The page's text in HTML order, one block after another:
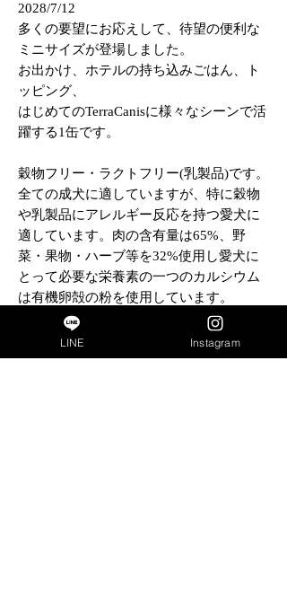
2028/7/12
多くの要望にお応えして、待望の便利な
ミニサイズが登場しました。
お出かけ、ホテルの持ち込みごはん、ト
ッピング、
はじめてのTerraCanisに様々なシーンで活
躍する1缶です。
穀物フリー・ラクトフリー(乳製品)です。
全ての成犬に適していますが、特に穀物
や乳製品にアレルギー反応を持つ愛犬に
適しています。肉の含有量は65%、野
菜・果物・ハーブ等を32%使用し愛犬に
とって必要な栄養素の一つのカルシウム
は有機卵殻の粉を使用しています。
商品はドイツ バイエルンの伝統的な肉屋
で製造されております。
LINE Instagram